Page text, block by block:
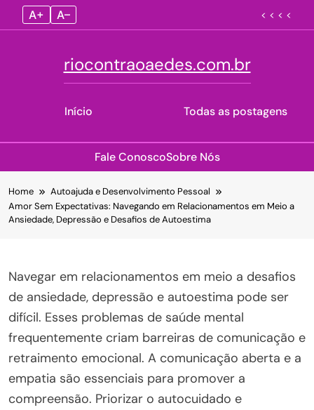
A+ A– < < < <
Início
riocontraoaedes.com.br
Todas as postagens
Fale ConoscoSobre Nós
to
content
Home
Autoajuda e Desenvolvimento Pessoal
Amor Sem Expectativas: Navegando em Relacionamentos em Meio a
Ansiedade, Depressão e Desafios de Autoestima
Navegar em relacionamentos em meio a desafios
de ansiedade, depressão e autoestima pode ser
difícil. Esses problemas de saúde mental
frequentemente criam barreiras de comunicação e
retraimento emocional. A comunicação aberta e a
empatia são essenciais para promover a
compreensão. Priorizar o autocuidado e